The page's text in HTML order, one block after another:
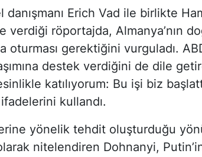
Erich Vad ile birlikte
verdiği röportajda, Almanya’nın
oturması gerektiğini vurguladı.
destek verdiğini de dile
katılıyorum: Bu işi biz
kullandı.
yönelik tehdit oluşturduğu
nitelendiren Dohnanyi,